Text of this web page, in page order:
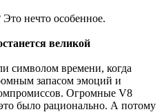
нечто особенное.
великой
символом времени, когда
запасом эмоций и
Огромные V8
было рационально. А потому